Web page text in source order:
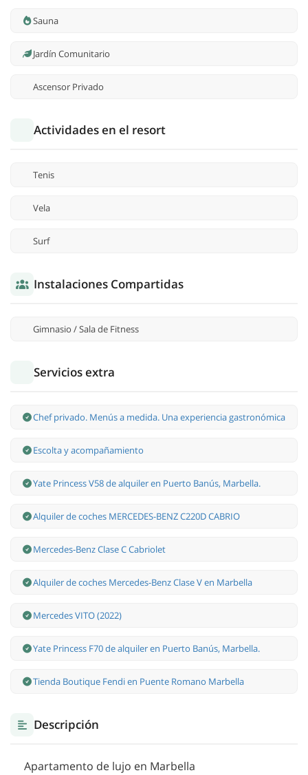
Sauna
Jardín Comunitario
Ascensor Privado
Actividades en el resort
Tenis
Vela
Surf
Instalaciones Compartidas
Gimnasio / Sala de Fitness
Servicios extra
Chef privado. Menús a medida. Una experiencia gastronómica
Escolta y acompañamiento
Yate Princess V58 de alquiler en Puerto Banús, Marbella.
Alquiler de coches MERCEDES-BENZ C220D CABRIO
Mercedes-Benz Clase С Cabriolet
Alquiler de coches Mercedes-Benz Clase V en Marbella
Mercedes VITO (2022)
Yate Princess F70 de alquiler en Puerto Banús, Marbella.
Tienda Boutique Fendi en Puente Romano Marbella
Descripción
Apartamento de lujo en Marbella